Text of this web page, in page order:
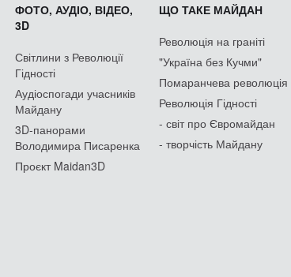
ФОТО, АУДІО, ВІДЕО,
3D
Світлини з Революції
Гідності
Аудіоспогади учасників
Майдану
3D-панорами
Володимира Писаренка
Проєкт Maidan3D
ЩО ТАКЕ МАЙДАН
Революція на граніті
"Україна без Кучми"
Помаранчева революція
Революція Гідності
- світ про Євромайдан
- творчість Майдану